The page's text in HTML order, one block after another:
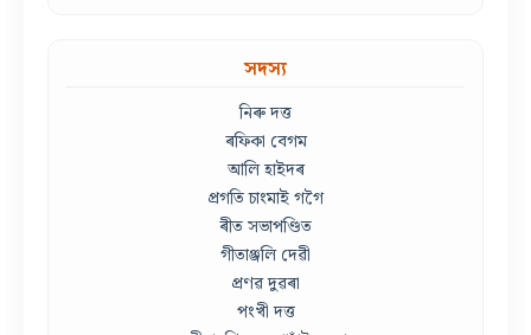
সদস্য
নিৰু দত্ত
ৰফিকা বেগম
আলি হাইদৰ
প্ৰগতি চাংমাই গগৈ
ৰীত সভাপণ্ডিত
গীতাঞ্জলি দেৱী
প্ৰণৱ দুৱৰা
পংখী দত্ত